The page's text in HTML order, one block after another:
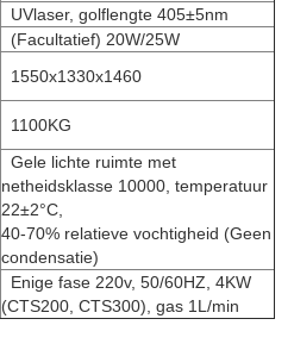
UVlaser, golflengte 405±5nm
(Facultatief) 20W/25W
1550x1330x1460
1100KG
Gele lichte ruimte met
netheidsklasse 10000, temperatuur
22±2°C,
40-70% relatieve vochtigheid (Geen
condensatie)
Enige fase 220v, 50/60HZ, 4KW
(CTS200, CTS300), gas 1L/min